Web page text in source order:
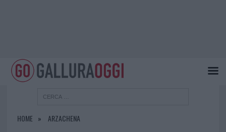
HOME ARZACHENA